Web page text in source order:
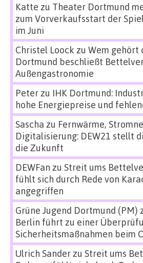
Katte zu Theater Dortmund
zum Vorverkaufsstart der
im Juni
Christel Loock zu Wem gehört
Dortmund beschließt
Außengastronomie
Peterzu IHK Dortmund:
hohe Energiepreise und
Sascha zu Fernwärme,
Digitalisierung: DEW21 stellt
die Zukunft
DEWFan zu Streit ums
fühlt sich durch Rede von
angegriffen
Grüne Jugend Dortmund (PM)
Berlin führt zu einer
Sicherheitsmaßnahmen beim
Ulrich Sanderzu Streit ums